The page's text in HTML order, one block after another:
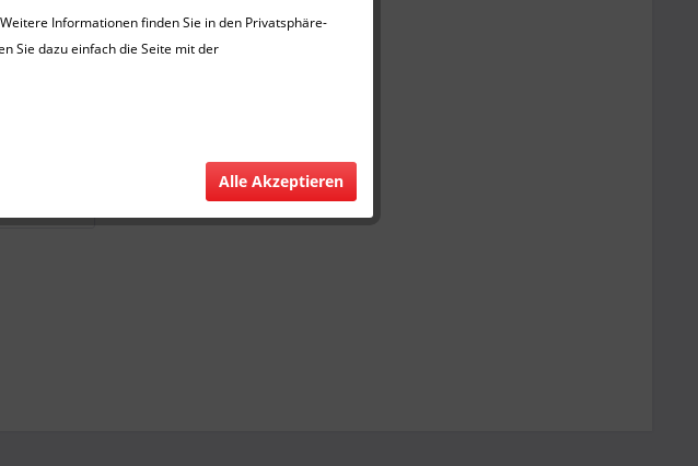
cm,
Informationen finden Sie in den Privatsphäre-
Sie dazu einfach die Seite mit der
Alle Akzeptieren